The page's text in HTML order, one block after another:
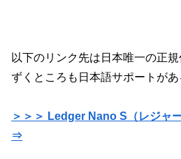
以下のリンク先は日本唯一の正規
ずくところも日本語サポートがあ
＞＞＞ Ledger Nano S（レジャ
⇒